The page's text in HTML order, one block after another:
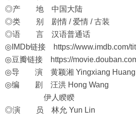
◎产 地 中国大陆
◎类 别 剧情 / 爱情 / 古装
◎语 言 汉语普通话
◎IMDb链接
https://www.imdb.com/
◎豆瓣链接
https://
◎导 演 黄颖湘 Yingxiang Huang
◎编 剧 汪洪 Hong Wang
伊人睽睽
◎演 员 林允 Yun Lin